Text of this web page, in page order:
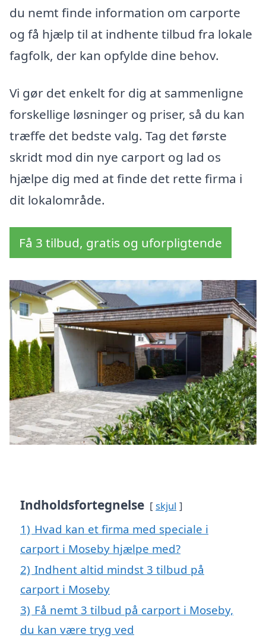
du nemt finde information om carporte
og få hjælp til at indhente tilbud fra lokale
fagfolk, der kan opfylde dine behov.
Vi gør det enkelt for dig at sammenligne
forskellige løsninger og priser, så du kan
træffe det bedste valg. Tag det første
skridt mod din nye carport og lad os
hjælpe dig med at finde det rette firma i
dit lokalområde.
Få 3 tilbud, gratis og uforpligtende
Indholdsfortegnelse skjul
1) Hvad kan et firma med speciale i
carport i Moseby hjælpe med?
2) Indhent altid mindst 3 tilbud på
carport i Moseby
3) Få nemt 3 tilbud på carport i Moseby,
du kan være tryg ved